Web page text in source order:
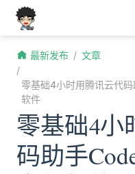
跳至主要內容
最新发布 文章
零基础4小时用腾讯云代
软件
零基础4小
码助手